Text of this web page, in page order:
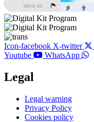
Icon-facebook X-twitter
Youtube
WhatsApp
Legal
Main
Menu
Legal warning
Privacy Policy
Cookies policy